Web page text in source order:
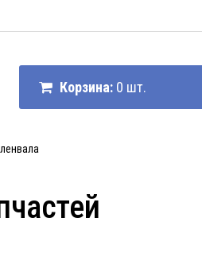
Корзина: 0 шт.